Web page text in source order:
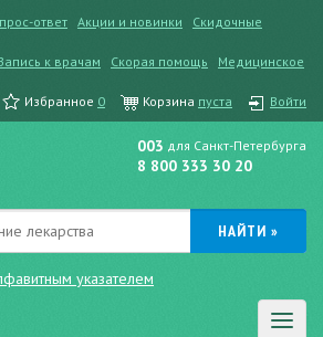
ответ Акции и новинки
Скидочные
к врачам Скорая помощь
Медицинское
Избранное 0 Корзина пуста Войти
указателем
003 для Санкт-Петербурга
8 800 333 30 20